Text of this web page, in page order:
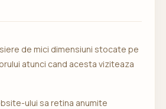
de mici dimensiuni stocate pe
atunci cand acesta viziteaza
ului sa retina anumite